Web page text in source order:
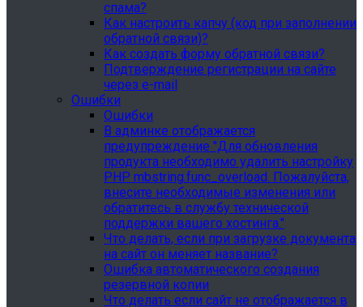
спама?
Как настроить капчу (код при заполнении
обратной связи)?
Как создать форму обратной связи?
Подтверждение регистрации на сайте
через e-mail
Ошибки
Ошибки
В админке отображается
предупреждение "Для обновления
продукта необходимо удалить настройку
PHP mbstring.func_overload. Пожалуйста,
внесите необходимые изменения или
обратитесь в службу технической
поддержки вашего хостинга."
Что делать, если при загрузке документа
на сайт он меняет название?
Ошибка автоматического создания
резервной копии
Что делать если сайт не отображается в